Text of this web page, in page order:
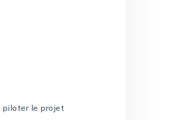
piloter le projet